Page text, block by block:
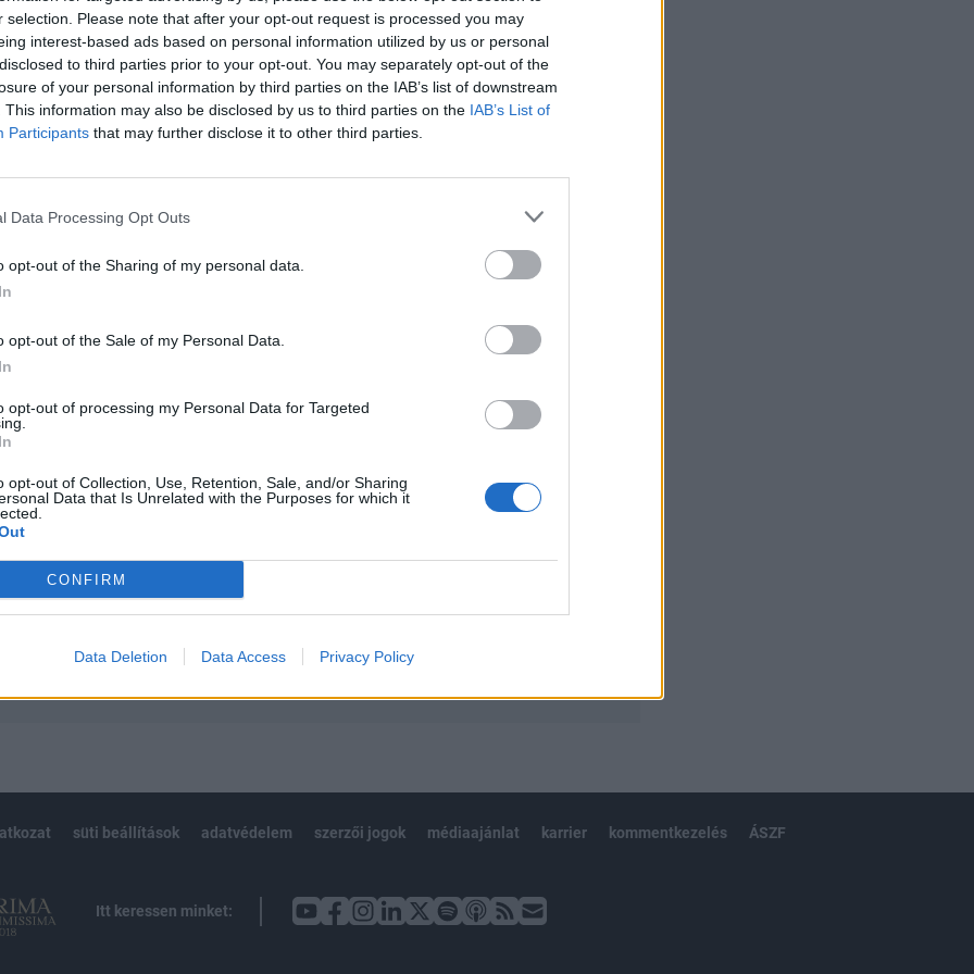
selection. Please note that after your opt-out request is processed you may
interest-based ads based on personal information utilized by us or personal
to third parties prior to your opt-out. You may separately opt-out of the
of your personal information by third parties on the IAB’s list of downstream
This information may also be disclosed by us to third parties on the IAB’s List of
Participants that may further disclose it to other third parties.
Data Processing Opt Outs
opt-out of the Sharing of my personal data.
opt-out of the Sale of my Personal Data.
opt-out of processing my Personal Data for Targeted
opt-out of Collection, Use, Retention, Sale, and/or Sharing
Data that Is Unrelated with the Purposes for which it
CONFIRM
Data Deletion Data Access Privacy Policy
Post jelentése szerint a legutóbbi hadgyakorlaton Tajvan a Kínai
részén fekvő Tajvan felett 1949 óta követeli Peking a fennhatóságot, ám eddig
a katonai erőt is, ez fokozta a feszültséget a térségben. A tajpeji vezetés arra
években katonai invázió is lehetséges, ezért...
portfolio.hu hírarchívumához tartozik, melynek olvasása előfizetéses
tartalmazza:
cikkarchívum
elmúlt 2 év napon belüli
süti beállítások adatvédelem szerzői jogok médiaajánlat karrier kommentkezelés ÁSZF
Itt keressen minket: